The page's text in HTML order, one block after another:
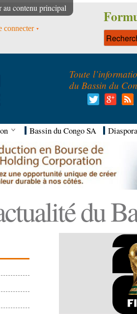
au contenu principal
connecter
Toute
du Bassin du
Bassin du Congo SA Diaspora
du